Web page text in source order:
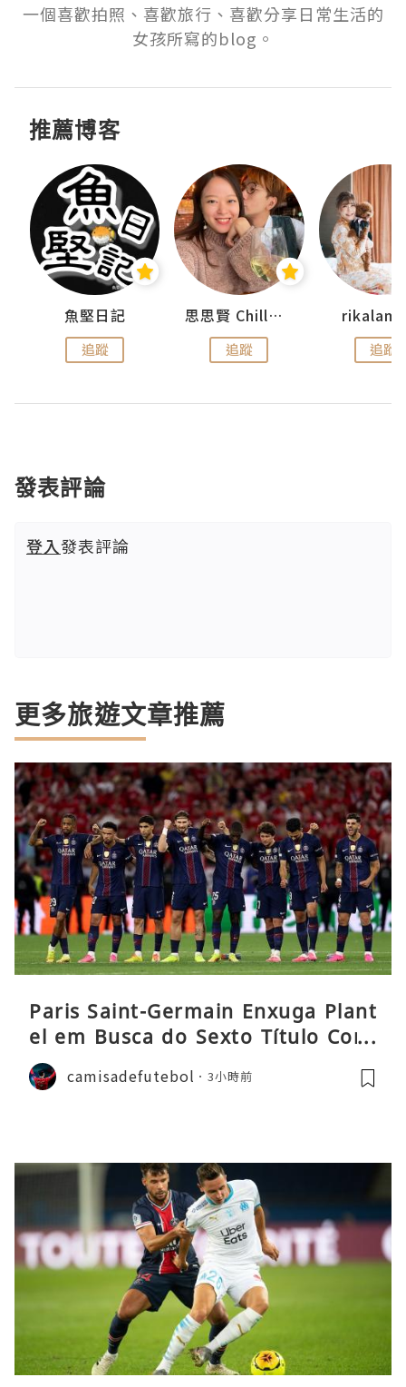
一個喜歡拍照、喜歡旅行、喜歡分享日常生活的
女孩所寫的blog。
推薦博客
魚堅日記
追蹤
思思賢 ChillMyBabe
追蹤 追蹤
發表評論
登入發表評論
更多旅遊文章推薦
Paris Saint-Germain Enxuga Plant
el em Busca do Sexto Título Cons
ecutivo da Liga
camisadefutebol 3小時前